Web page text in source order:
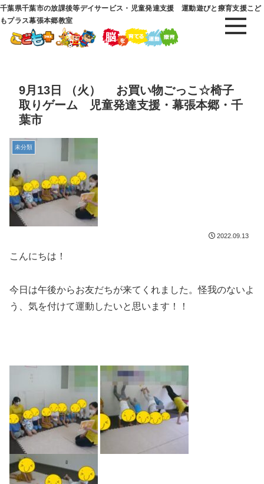
千葉県千葉市の放課後等デイサービス・児童発達支援 運動遊びと療育支援こど
もプラス幕張本郷教室
9月13日 （火） お買い物ごっこ☆椅子
取りゲーム 児童発達支援・幕張本郷・千
葉市
未分類
2022.09.13
こんにちは！
今日は午後からお友だちが来てくれました。怪我のないよ
う、気を付けて運動したいと思います！！